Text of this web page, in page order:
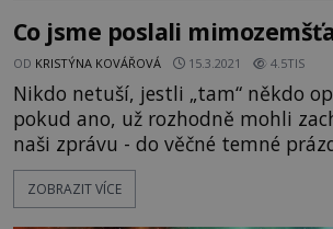
Co jsme poslali
OD KRISTÝNA KOVÁŘOVÁ 15.3.2021 4.5TIS
Nikdo netuší, jestli „tam“ někdo
pokud ano, už rozhodně mohli
naši zprávu - do věčné temné
zpráv vyslali už opravdu mnoho.
podobě našich rádiových a
ZOBRAZIT VÍCE